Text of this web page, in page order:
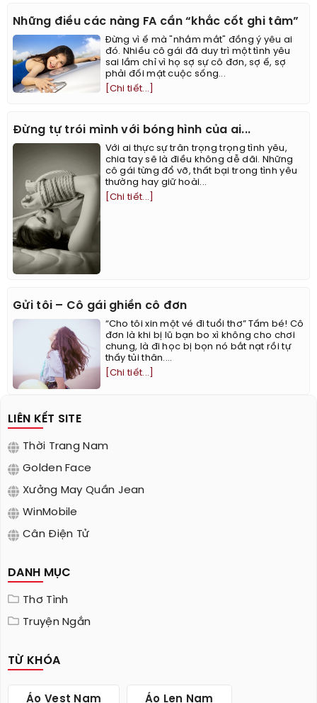
Những điều các nàng FA cần “khắc cốt ghi tâm”
Đừng vì ế mà "nhắm mắt" đồng ý yêu ai
đó. Nhiều cô gái đã duy trì một tình yêu
sai lầm chỉ vì họ sợ sự cô đơn, sợ ế, sợ
phải đối mặt cuộc sống...
[Chi tiết...]
Đừng tự trói mình với bóng hình của ai...
Với ai thực sự trân trọng trọng tình yêu,
chia tay sẽ là điều không dễ dãi. Những
cô gái từng đổ vỡ, thất bại trong tình yêu
thường hay giữ hoài...
[Chi tiết...]
Gửi tôi – Cô gái ghiền cô đơn
“Cho tôi xin một vé đi tuổi thơ” Tấm bé! Cô
đơn là khi bị lũ bạn bo xì không cho chơi
chung, là đi học bị bọn nó bắt nạt rồi tự
thấy tủi thân....
[Chi tiết...]
LIÊN KẾT SITE
Thời Trang Nam
Golden Face
Xưởng May Quần Jean
WinMobile
Cân Điện Tử
DANH MỤC
Thơ Tình
Truyện Ngắn
TỪ KHÓA
Áo Vest Nam Áo Len Nam